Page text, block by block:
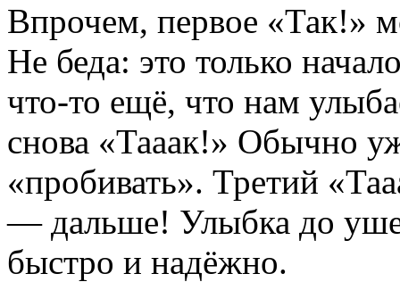
Впрочем, первое «Так!»
Не беда: это только
что-то ещё, что нам
снова «Тааак!» Обычно
«пробивать». Третий
— дальше! Улыбка до
быстро и надёжно.